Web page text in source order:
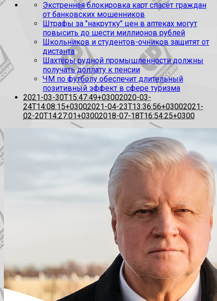
Экстренная блокировка карт спасёт граждан
от банковских мошенников
Штрафы за "накрутку" цен в аптеках могут
повысить до шести миллионов рублей
Школьников и студентов-очников защитят от
дистанта
Шахтёры рудной промышленности должны
получать доплату к пенсии
ЧМ по футболу обеспечит длительный
позитивный эффект в сфере туризма
2021-03-30T15:47:49+03002020-03-
24T14:08:15+03002021-04-23T13:36:56+03002021-
02-20T14:27:01+03002018-07-18T16:54:25+0300